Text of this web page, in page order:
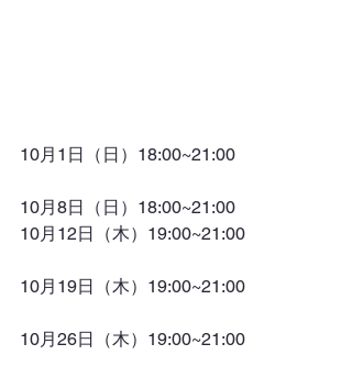
10月1日（日）18:00~21:00
10月8日（日）18:00~21:00
10月12日（木）19:00~21:00
10月19日（木）19:00~21:00
10月26日（木）19:00~21:00